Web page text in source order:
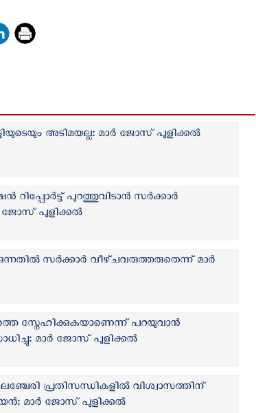
അടിമയല്ല: മാർ ജോസ് പുളിക്കൽ
റിപ്പോർട്ട് പുറത്തുവിടാൻ സർക്കാർ
ജോസ് പുളിക്കൽ
സർക്കാർ വീഴ്‌ചവരുത്തരുതെന്ന് മാർ
സ്നേഹിക്കുകയാണെന്ന് പറയുവാന്‍
മാർ ജോസ് പുളിക്കൽ
പ്രതിസന്ധികളിൽ വിശ്വാസത്തിന്
മാർ ജോസ് പുളിക്കൽ